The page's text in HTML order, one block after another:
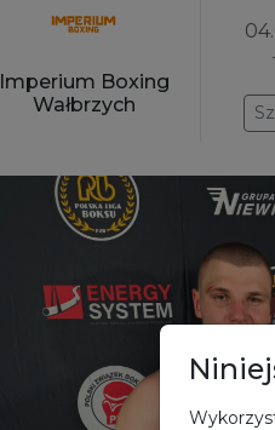
Imperium Boxing
Wałbrzych